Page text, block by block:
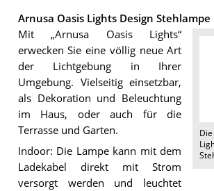
Arnusa Oasis Lights Design Stehlampe
Die
Mit „Arnusa Oasis Lights“
erwecken Sie eine völlig neue Art
der Lichtgebung in Ihrer
Umgebung. Vielseitig einsetzbar,
als Dekoration und Beleuchtung
im Haus, oder auch für die
Terrasse und Garten.
Indoor: Die Lampe kann mit dem
Ladekabel direkt mit Strom
versorgt werden und leuchtet